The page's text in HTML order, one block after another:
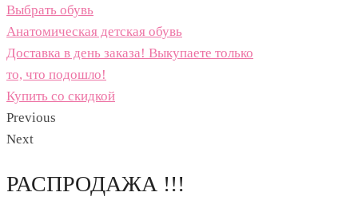
Выбрать обувь
Анатомическая детская обувь
Доставка в день заказа! Выкупаете только
то, что подошло!
Купить со скидкой
Previous
Next
РАСПРОДАЖА !!!